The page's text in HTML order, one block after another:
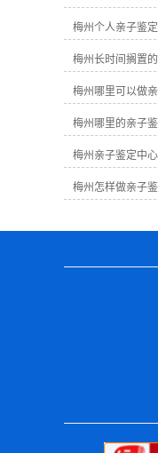
化亲子鉴定咨
胎儿亲子鉴定
份证等咨询。1
定需要提供胎
定需要进行穿
本，无创胎儿
是含有足量
如血液、精液
梅州个人亲子鉴
梅州长时间搁置
梅州哪里可以做
梅州哪里的亲子鉴
梅州亲子鉴定中
梅州怎样做亲子